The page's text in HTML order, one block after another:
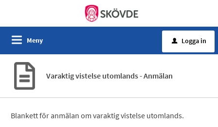
Meny u Logga in
Varaktig vistelse utomlands - Anmälan
Blankett för anmälan om varaktig vistelse utomlands.